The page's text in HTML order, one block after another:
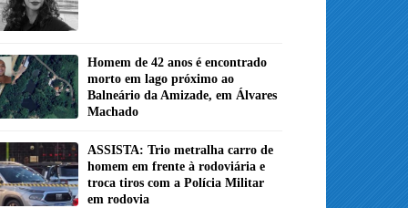
Homem de 42 anos é encontrado
morto em lago próximo ao
Balneário da Amizade, em Álvares
Machado
ASSISTA: Trio metralha carro de
homem em frente à rodoviária e
troca tiros com a Polícia Militar
em rodovia